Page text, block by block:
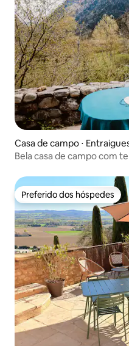
Casa de campo ⋅
Bela casa de campo com
Preferido dos hóspedes
Preferido dos hóspedes